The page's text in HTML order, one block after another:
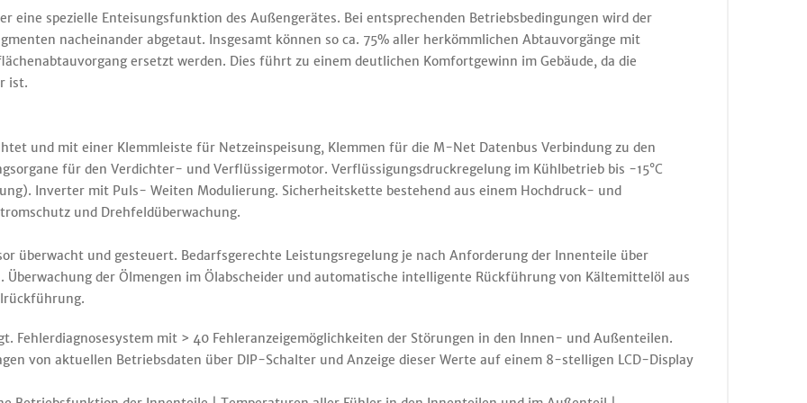
eine spezielle Enteisungsfunktion des Außengerätes. Bei entsprechenden Betriebsbedingungen wird der
nacheinander abgetaut. Insgesamt können so ca. 75% aller herkömmlichen Abtauvorgänge mit
ersetzt werden. Dies führt zu einem deutlichen Komfortgewinn im Gebäude, da die
ist.
und mit einer Klemmleiste für Netzeinspeisung, Klemmen für die M-Net Datenbus Verbindung zu den
für den Verdichter- und Verflüssigermotor. Verflüssigungsdruckregelung im Kühlbetrieb bis -15°C
Inverter mit Puls- Weiten Modulierung. Sicherheitskette bestehend aus einem Hochdruck- und
und Drehfeldüberwachung.
überwacht und gesteuert. Bedarfsgerechte Leistungsregelung je nach Anforderung der Innenteile über
Überwachung der Ölmengen im Ölabscheider und automatische intelligente Rückführung von Kältemittelöl aus
Fehlerdiagnosesystem mit > 40 Fehleranzeigemöglichkeiten der Störungen in den Innen- und Außenteilen.
von aktuellen Betriebsdaten über DIP-Schalter und Anzeige dieser Werte auf einem 8-stelligen LCD-Display